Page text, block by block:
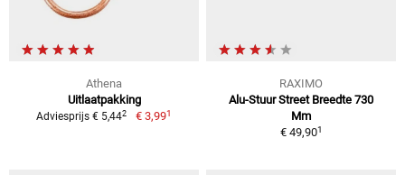
Athena
Uitlaatpakking
Adviesprijs € 5,442 € 3,991
RAXIMO
Alu-Stuur Street Breedte 730
Mm
€ 49,901